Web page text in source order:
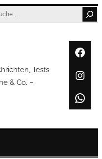
Tests:
& Co. –